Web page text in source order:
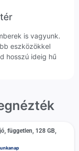
is vagyunk.
eszközökkel
hosszú ideig hű
független, 128 GB,